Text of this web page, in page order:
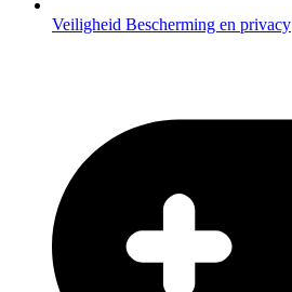
Veiligheid Bescherming en privacy